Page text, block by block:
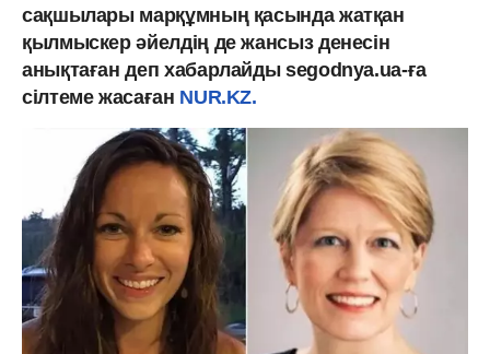
сақшылары марқұмның қасында жатқан
қылмыскер әйелдің де жансыз денесін
анықтаған деп хабарлайды segodnya.ua-ға
сілтеме жасаған NUR.KZ.